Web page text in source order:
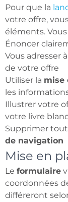
Pour que la
votre offre,
éléments.
Énoncer
Vous adresser
de votre offre
Utiliser la mise
les
Illustrer votre
votre livre
Supprimer
de navigation
Mise en
Le formulaire
coordonnées
différeront